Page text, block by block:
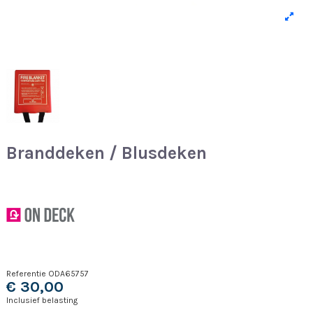
Branddeken / Blusdeken
Referentie ODA65757
€ 30,00
Inclusief belasting